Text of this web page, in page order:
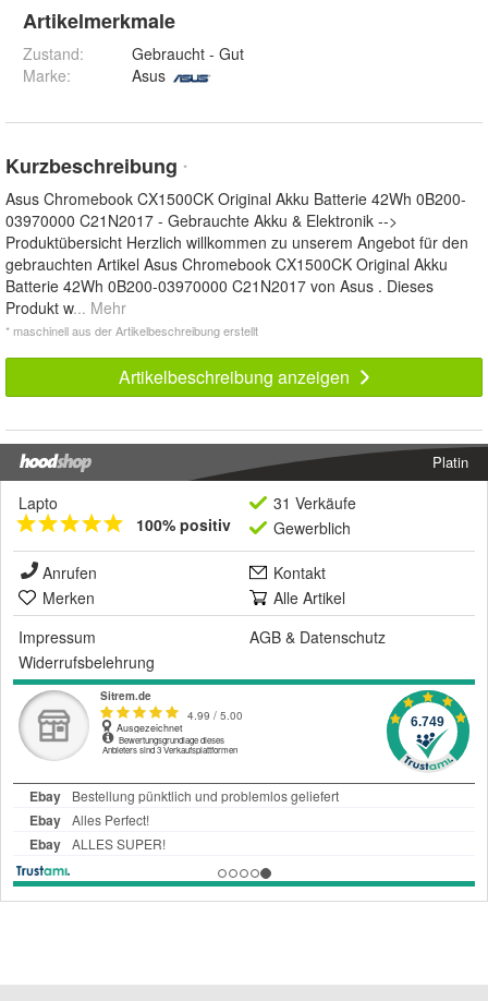
Artikelmerkmale
Zustand:
Gebraucht - Gut
Marke:
Asus
Kurzbeschreibung *
Asus Chromebook CX1500CK Original Akku Batterie 42Wh 0B200-
03970000 C21N2017 - Gebrauchte Akku & Elektronik -->
Produktübersicht Herzlich willkommen zu unserem Angebot für den
gebrauchten Artikel Asus Chromebook CX1500CK Original Akku
Batterie 42Wh 0B200-03970000 C21N2017 von Asus . Dieses
Produkt w... Mehr
* maschinell aus der Artikelbeschreibung erstellt
Artikelbeschreibung anzeigen
Platin
Lapto
100% positiv
31 Verkäufe
Gewerblich
Anrufen
Kontakt
Merken
Alle Artikel
Impressum
AGB & Datenschutz
Widerrufsbelehrung